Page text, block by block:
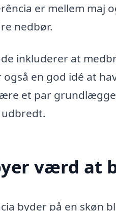
er mellem maj
nedbør.
inkluderer at
en god idé at
et par
værd at
byder på en skøn